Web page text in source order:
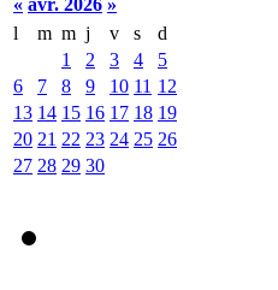
« avr. 2026 »
l
m m j v s
d
1
2 3 4
5
6
7 8 9 10 11 12
13 14 15 16 17 18 19
20 21 22 23 24 25 26
27 28 29 30